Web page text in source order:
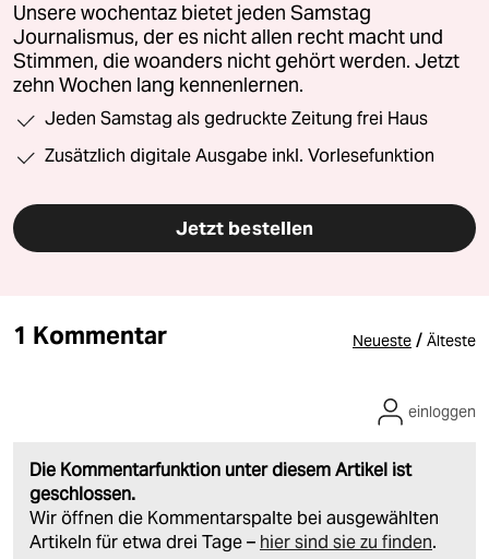
Unsere wochentaz bietet jeden Samstag
Journalismus, der es nicht allen recht macht und
Stimmen, die woanders nicht gehört werden. Jetzt
zehn Wochen lang kennenlernen.
Jeden Samstag als gedruckte Zeitung frei Haus
Zusätzlich digitale Ausgabe inkl. Vorlesefunktion
Jetzt bestellen
1 Kommentar Neueste / Älteste
Die Kommentarfunktion unter diesem Artikel ist
geschlossen.
Wir öffnen die Kommentarspalte bei ausgewählten
Artikeln für etwa drei Tage – hier sind sie zu finden.
einloggen